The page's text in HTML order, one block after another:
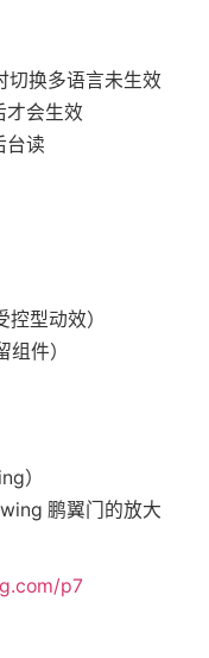
缀
)
{
= path
push
(value).
[`${newPathPrefix
key
].translation
切换多语言未生效
才会生效
台读
型动效）
件）
）
鹏翼门的放大
p7